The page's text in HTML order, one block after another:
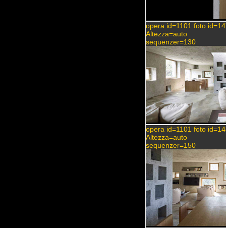
opera id=1101 foto
Altezza=auto
sequenzer=130
opera id=1101 foto
Altezza=auto
sequenzer=150